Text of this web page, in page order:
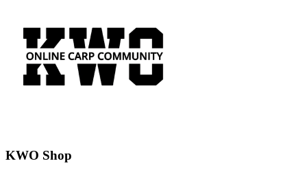
KWO Shop